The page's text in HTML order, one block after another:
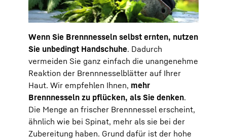
Wenn Sie Brennnesseln selbst ernten, nutzen
Sie unbedingt Handschuhe. Dadurch
vermeiden Sie ganz einfach die unangenehme
Reaktion der Brennnesselblätter auf Ihrer
Haut. Wir empfehlen Ihnen, mehr
Brennnesseln zu pflücken, als Sie denken.
Die Menge an frischer Brennnessel erscheint,
ähnlich wie bei Spinat, mehr als sie bei der
Zubereitung haben. Grund dafür ist der hohe